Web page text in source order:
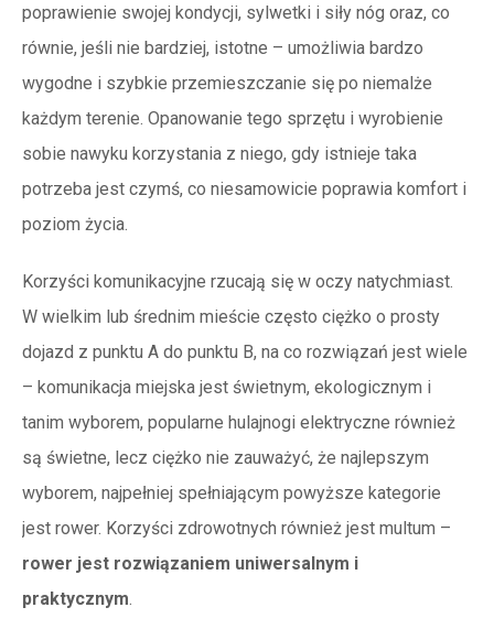
poprawienie swojej kondycji, sylwetki i siły nóg oraz, co
równie, jeśli nie bardziej, istotne – umożliwia bardzo
wygodne i szybkie przemieszczanie się po niemalże
każdym terenie. Opanowanie tego sprzętu i wyrobienie
sobie nawyku korzystania z niego, gdy istnieje taka
potrzeba jest czymś, co niesamowicie poprawia komfort i
poziom życia.
Korzyści komunikacyjne rzucają się w oczy natychmiast.
W wielkim lub średnim mieście często ciężko o prosty
dojazd z punktu A do punktu B, na co rozwiązań jest wiele
– komunikacja miejska jest świetnym, ekologicznym i
tanim wyborem, popularne hulajnogi elektryczne również
są świetne, lecz ciężko nie zauważyć, że najlepszym
wyborem, najpełniej spełniającym powyższe kategorie
jest rower. Korzyści zdrowotnych również jest multum –
rower jest rozwiązaniem uniwersalnym i
praktycznym